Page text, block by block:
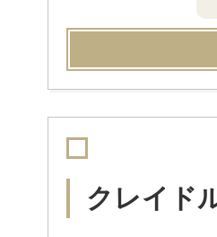
クレイド